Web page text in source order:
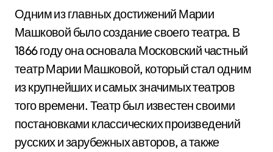
Одним из главных достижений Марии
Машковой было создание своего театра. В
1866 году она основала Московский частный
театр Марии Машковой, который стал одним
из крупнейших и самых значимых театров
того времени. Театр был известен своими
постановками классических произведений
русских и зарубежных авторов, а также